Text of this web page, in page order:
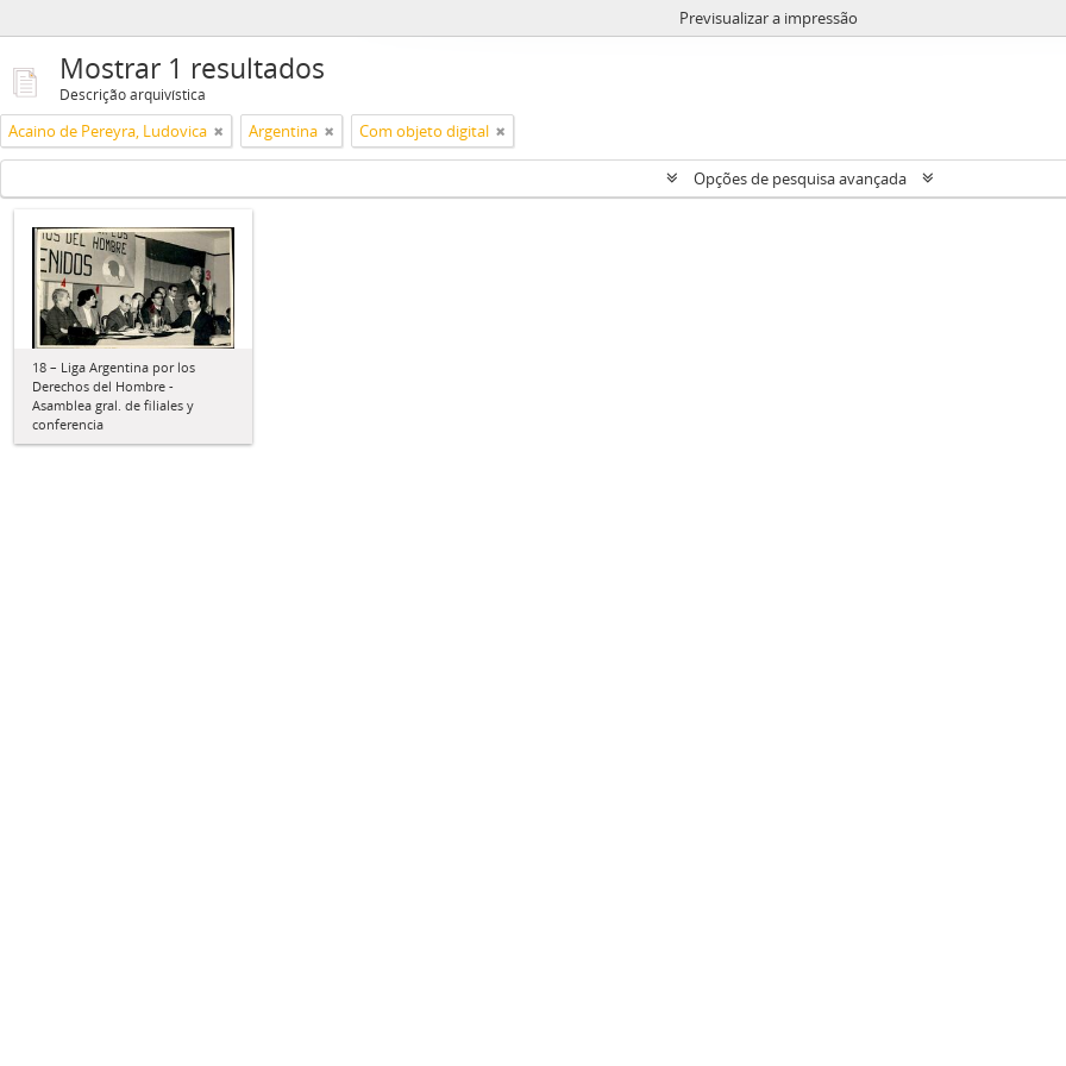
Previsualizar a impressão
Mostrar 1 resultados
Descrição arquivística
Acaino de Pereyra, Ludovica Argentina Com objeto digital
Opções de pesquisa avançada
18 – Liga Argentina por los
Derechos del Hombre -
Asamblea gral. de filiales y
conferencia